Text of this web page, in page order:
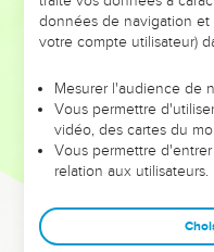
tous les côtés.
Les villes des clans de
Beth-Araba,
Avvim, Para, Ophra,
Kephar-Ammonaï,
Gabaon, Rama, Beéroth,
données de navigation et
votre compte utilisateur)
Mesurer l'audience de
Vous permettre
vidéo, des cartes du
Vous permettre
relation aux utilisateurs.